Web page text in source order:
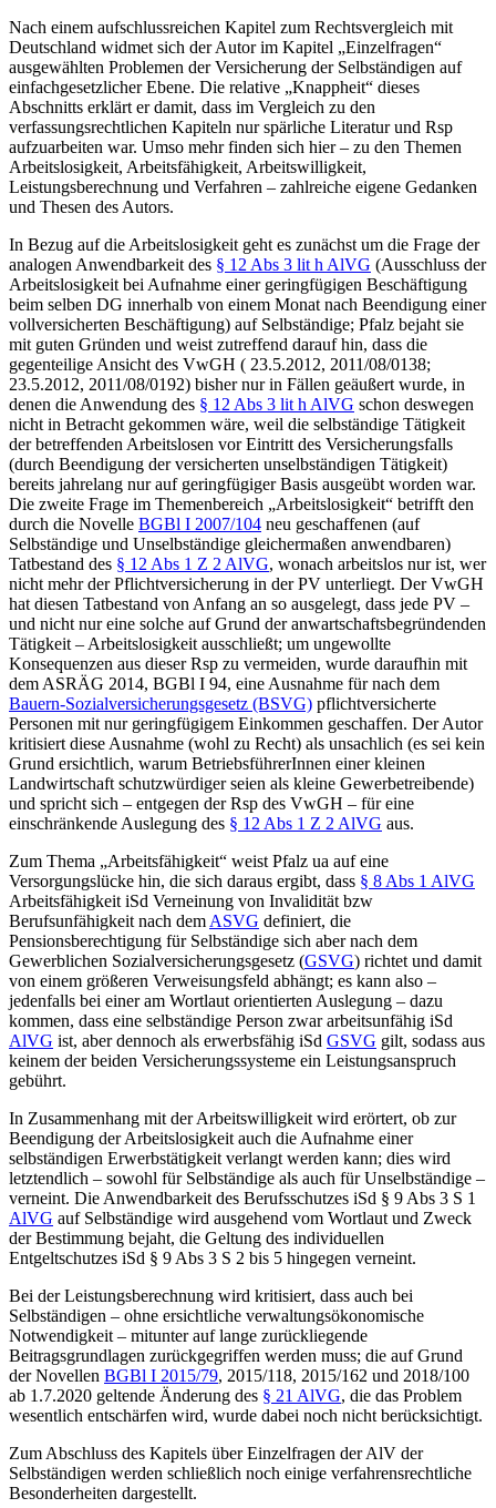
Nach einem aufschlussreichen Kapitel zum Rechtsvergleich mit
Deutschland widmet sich der Autor im Kapitel „Einzelfragen“
ausgewählten Problemen der Versicherung der Selbständigen auf
einfachgesetzlicher Ebene. Die relative „Knappheit“ dieses
Abschnitts erklärt er damit, dass im Vergleich zu den
verfassungsrechtlichen Kapiteln nur spärliche Literatur und Rsp
aufzuarbeiten war. Umso mehr finden sich hier – zu den Themen
Arbeitslosigkeit, Arbeitsfähigkeit, Arbeitswilligkeit,
Leistungsberechnung und Verfahren – zahlreiche eigene Gedanken
und Thesen des Autors.
In Bezug auf die Arbeitslosigkeit geht es zunächst um die Frage der
analogen Anwendbarkeit des § 12 Abs 3 lit h AlVG (Ausschluss der
Arbeitslosigkeit bei Aufnahme einer geringfügigen Beschäftigung
beim selben DG innerhalb von einem Monat nach Beendigung einer
vollversicherten Beschäftigung) auf Selbständige; Pfalz bejaht sie
mit guten Gründen und weist zutreffend darauf hin, dass die
gegenteilige Ansicht des VwGH ( 23.5.2012, 2011/08/0138;
23.5.2012, 2011/08/0192) bisher nur in Fällen geäußert wurde, in
denen die Anwendung des § 12 Abs 3 lit h AlVG schon deswegen
nicht in Betracht gekommen wäre, weil die selbständige Tätigkeit
der betreffenden Arbeitslosen vor Eintritt des Versicherungsfalls
(durch Beendigung der versicherten unselbständigen Tätigkeit)
bereits jahrelang nur auf geringfügiger Basis ausgeübt worden war.
Die zweite Frage im Themenbereich „Arbeitslosigkeit“ betrifft den
durch die Novelle BGBl I 2007/104 neu geschaffenen (auf
Selbständige und Unselbständige gleichermaßen anwendbaren)
Tatbestand des § 12 Abs 1 Z 2 AlVG, wonach arbeitslos nur ist, wer
nicht mehr der Pflichtversicherung in der PV unterliegt. Der VwGH
hat diesen Tatbestand von Anfang an so ausgelegt, dass jede PV –
und nicht nur eine solche auf Grund der anwartschaftsbegründenden
Tätigkeit – Arbeitslosigkeit ausschließt; um ungewollte
Konsequenzen aus dieser Rsp zu vermeiden, wurde daraufhin mit
dem ASRÄG 2014, BGBl I 94, eine Ausnahme für nach dem
Bauern-Sozialversicherungsgesetz (BSVG) pflichtversicherte
Personen mit nur geringfügigem Einkommen geschaffen. Der Autor
kritisiert diese Ausnahme (wohl zu Recht) als unsachlich (es sei kein
Grund ersichtlich, warum BetriebsführerInnen einer kleinen
Landwirtschaft schutzwürdiger seien als kleine Gewerbetreibende)
und spricht sich – entgegen der Rsp des VwGH – für eine
einschränkende Auslegung des § 12 Abs 1 Z 2 AlVG aus.
Zum Thema „Arbeitsfähigkeit“ weist Pfalz ua auf eine
Versorgungslücke hin, die sich daraus ergibt, dass § 8 Abs 1 AlVG
Arbeitsfähigkeit iSd Verneinung von Invalidität bzw
Berufsunfähigkeit nach dem ASVG definiert, die
Pensionsberechtigung für Selbständige sich aber nach dem
Gewerblichen Sozialversicherungsgesetz (GSVG) richtet und damit
von einem größeren Verweisungsfeld abhängt; es kann also –
jedenfalls bei einer am Wortlaut orientierten Auslegung – dazu
kommen, dass eine selbständige Person zwar arbeitsunfähig iSd
AlVG ist, aber dennoch als erwerbsfähig iSd GSVG gilt, sodass aus
keinem der beiden Versicherungssysteme ein Leistungsanspruch
gebührt.
In Zusammenhang mit der Arbeitswilligkeit wird erörtert, ob zur
Beendigung der Arbeitslosigkeit auch die Aufnahme einer
selbständigen Erwerbstätigkeit verlangt werden kann; dies wird
letztendlich – sowohl für Selbständige als auch für Unselbständige –
verneint. Die Anwendbarkeit des Berufsschutzes iSd § 9 Abs 3 S 1
AlVG auf Selbständige wird ausgehend vom Wortlaut und Zweck
der Bestimmung bejaht, die Geltung des individuellen
Entgeltschutzes iSd § 9 Abs 3 S 2 bis 5 hingegen verneint.
Bei der Leistungsberechnung wird kritisiert, dass auch bei
Selbständigen – ohne ersichtliche verwaltungsökonomische
Notwendigkeit – mitunter auf lange zurückliegende
Beitragsgrundlagen zurückgegriffen werden muss; die auf Grund
der Novellen BGBl I 2015/79, 2015/118, 2015/162 und 2018/100
ab 1.7.2020 geltende Änderung des § 21 AlVG, die das Problem
wesentlich entschärfen wird, wurde dabei noch nicht berücksichtigt.
Zum Abschluss des Kapitels über Einzelfragen der AlV der
Selbständigen werden schließlich noch einige verfahrensrechtliche
Besonderheiten dargestellt.